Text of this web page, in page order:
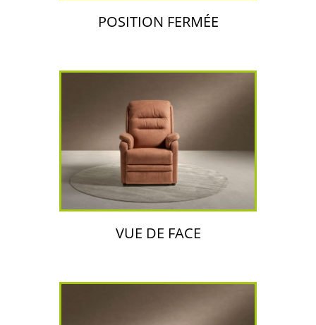
POSITION FERMÉE
VUE DE FACE